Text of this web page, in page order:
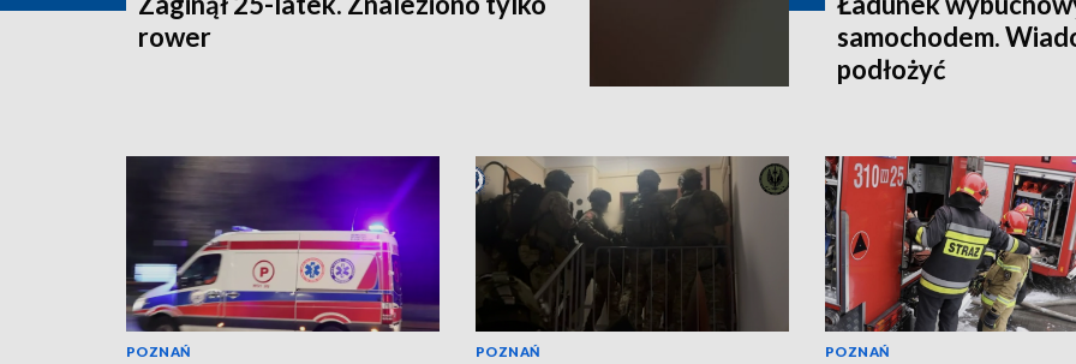
rower
samochodem.
podłożyć
POZNAŃ POZNAŃ POZNAŃ